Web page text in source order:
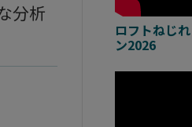
分析
ロフトねじ
ン2026